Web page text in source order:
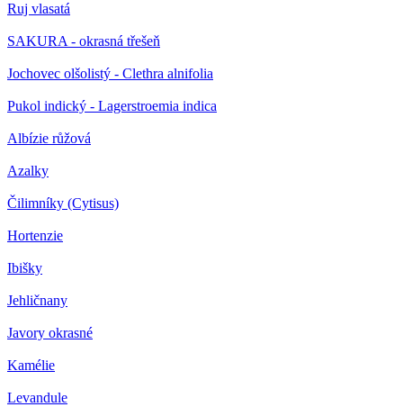
Ruj vlasatá
SAKURA - okrasná třešeň
Jochovec olšolistý - Clethra alnifolia
Pukol indický - Lagerstroemia indica
Albízie růžová
Azalky
Čilimníky (Cytisus)
Hortenzie
Ibišky
Jehličnany
Javory okrasné
Kamélie
Levandule